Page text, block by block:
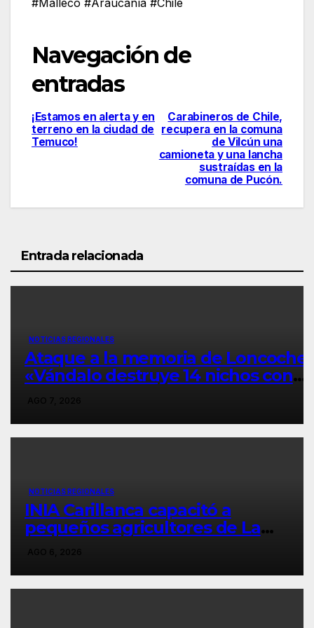
Navegación de
entradas
Carabineros de Chile,
recupera en la comuna
de Vilcún una
camioneta y una lancha
sustraídas en la
comuna de Pucón.
¡Estamos en alerta y en
terreno en la ciudad de
Temuco!
Entrada relacionada
NOTICIAS REGIONALES
Ataque a la memoria de Loncoche:
«Vándalo destruye 14 nichos con
objetos contundentes y el
AGO 7, 2026
NOTICIAS REGIONALES
INIA Carillanca capacitó a
pequeños agricultores de La
Araucanía en manejo
enfermedades y malezas.